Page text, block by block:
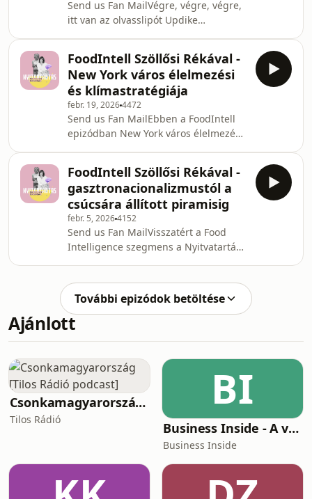
tematikájú szakácskönyvek világában
bolyongunk - társadalmi, marketing
és ideológiai szempontból is
vizsgáljuk őket. Közben érintjük a fog
Send us Fan MailVégre, végre, végre,
itt van az olvasslipót Updike
és közösen a folytatásra szavaztunk,
tehát a márciusban a Nyúlketrecet
olvassuk. Három könyvklub taggal,
Jakab Judittal, Barta Beával és Fejes
Lillával beszélgetetek ebben az
epizódban. Judit és Bea egyébként
azért csatlakoztak a könyvklubhoz,
mert hallgatták a podcasto
FoodIntell Szöllősi Rékával -
New York város élelmezési
és klímastratégiája
febr. 19, 20264472
Send us Fan MailEbben a FoodIntell
epizódban New York város élelmezési
ilyen izgalmas, szakmai dolgokon,
mindketten nagyon hiszünk abban,
hogy sokat tudunk tanulni mások jó és
rossz gyakorlataiból is. És a New
Yorkiak egyáltalán nem aprózzák el.
Mindössze 44 oldalon keresztül olyan
pöpec, adaptív stratégiaalkotásnak
lehetünk
FoodIntell Szöllősi Rékával -
gasztronacionalizmustól a
csúcsára állított piramisig
febr. 5, 20264152
Send us Fan MailVisszatért a Food
Intelligence szegmens a Nyitvatartás
Food Intelligence nevű substack
hírlevél szerzőjével a 2026-os
táplálkozási és élelmiszeripari
trendeket elemezzük. Idén először, de
trendriportokért. Onnan indulunk,
hogy mi is az a gasztronacionalizmus
és hogyan politizálódik át a t
További epizódok betöltése
Ajánlott
Csonkamagyarország [Tilos Rádió podcast]
Tilos Rádió
BI
Business Inside - A vállalkozók pszichológiája
Business Inside